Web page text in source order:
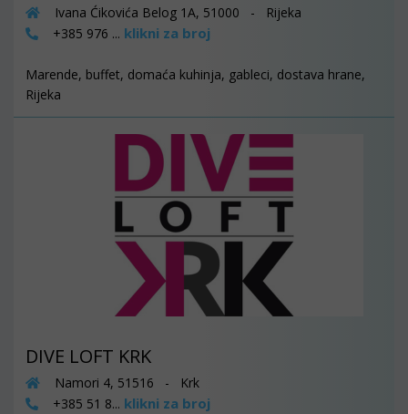
Ivana Ćikovića Belog 1A, 51000 - Rijeka
+385 976 ... klikni za broj
Marende, buffet, domaća kuhinja, gableci, dostava hrane,
Rijeka
DIVE LOFT KRK
Namori 4, 51516 - Krk
+385 51 8... klikni za broj